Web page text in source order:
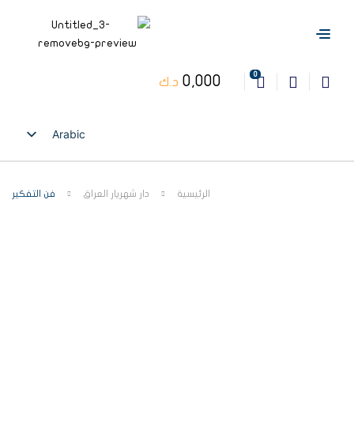
0
0,000 د.ك
Arabic
English
الرئيسية دار شهريار العراق فن التفكير